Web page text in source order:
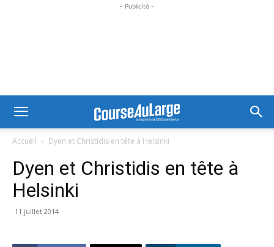
- Publicité -
Accueil Dyen et Christidis en tête à Helsinki
Dyen et Christidis en tête à
Helsinki
11 juillet 2014